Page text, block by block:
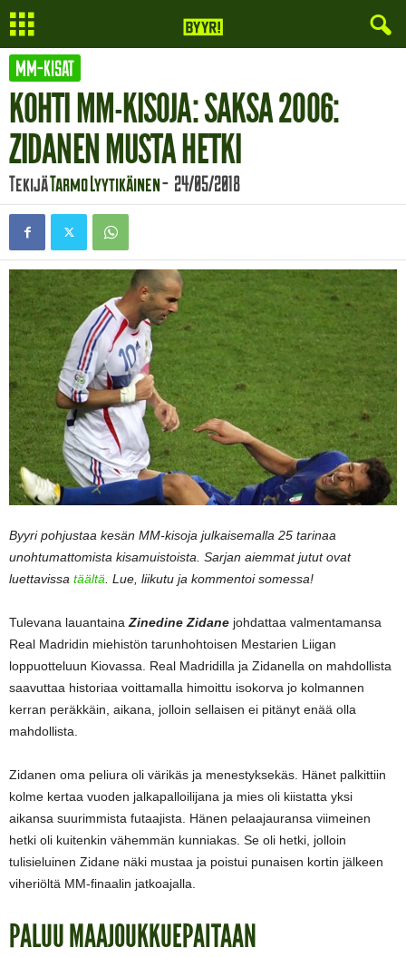
MM-KISAT
KOHTI MM-KISOJA: SAKSA 2006:
ZIDANEN MUSTA HETKI
TekijäTarmo Lyytikäinen- 24/05/2018
Byyri pohjustaa kesän MM-kisoja julkaisemalla 25 tarinaa
unohtumattomista kisamuistoista. Sarjan aiemmat jutut ovat
luettavissa täältä. Lue, liikutu ja kommentoi somessa!
Tulevana lauantainaZinedine Zidane johdattaa valmentamansa
Real Madridin miehistön tarunhohtoisen Mestarien Liigan
loppuotteluun Kiovassa. Real Madridilla ja Zidanella on mahdollista
saavuttaa historiaa voittamalla himoittu isokorva jo kolmannen
kerran peräkkäin, aikana, jolloin sellaisen ei pitänyt enää olla
mahdollista.
Zidanen oma peliura oli värikäs ja menestyksekäs. Hänet palkittiin
kolme kertaa vuoden jalkapalloilijana ja mies oli kiistatta yksi
aikansa suurimmista futaajista. Hänen pelaajauransa viimeinen
hetki oli kuitenkin vähemmän kunniakas. Se oli hetki, jolloin
tulisieluinen Zidane näki mustaa ja poistui punaisen kortin jälkeen
viheriöltä MM-finaalin jatkoajalla.
PALUU MAAJOUKKUEPAITAAN